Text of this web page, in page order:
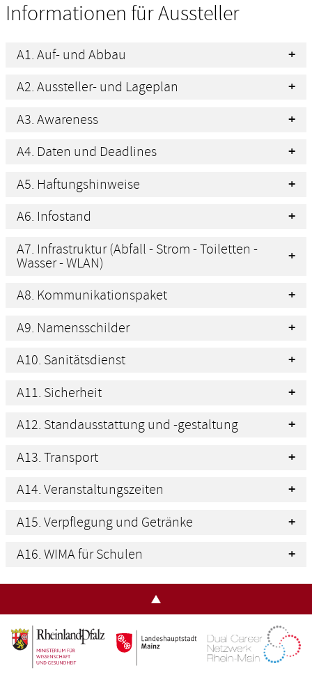
Informationen für Aussteller
A1. Auf- und Abbau
A2. Aussteller- und Lageplan
A3. Awareness
A4. Daten und Deadlines
A5. Haftungshinweise
A6. Infostand
A7. Infrastruktur (Abfall - Strom - Toiletten -
Wasser - WLAN)
A8. Kommunikationspaket
A9. Namensschilder
A10. Sanitätsdienst
A11. Sicherheit
A12. Standausstattung und -gestaltung
A13. Transport
A14. Veranstaltungszeiten
A15. Verpflegung und Getränke
A16. WIMA für Schulen